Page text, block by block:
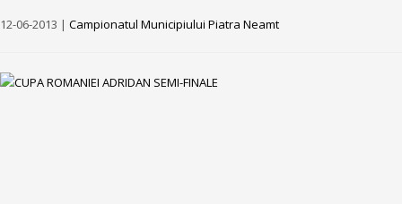
12-06-2013 | Campionatul Municipiului Piatra Neamt